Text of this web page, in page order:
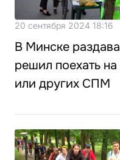
20 сентября 2024 18:16
В Минске
решил поехать
или других СПМ